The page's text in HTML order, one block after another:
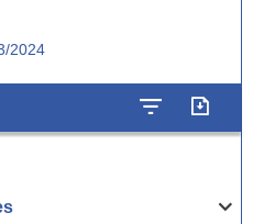
2024
Ouvrir